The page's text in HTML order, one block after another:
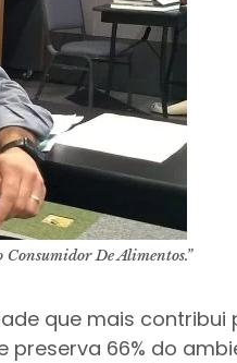
De Alimentos.”
que mais
preserva 66% do